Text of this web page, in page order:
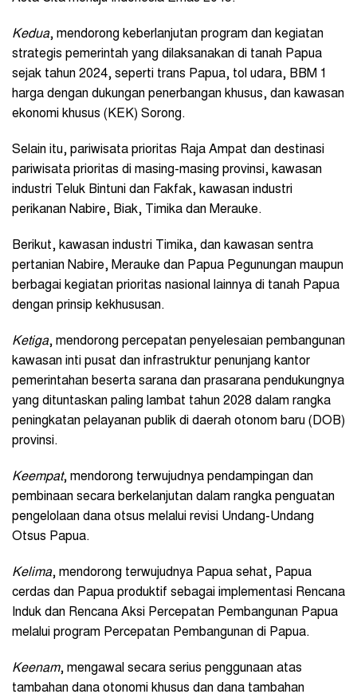
Kedua, mendorong keberlanjutan program dan kegiatan
strategis pemerintah yang dilaksanakan di tanah Papua
sejak tahun 2024, seperti trans Papua, tol udara, BBM 1
harga dengan dukungan penerbangan khusus, dan kawasan
ekonomi khusus (KEK) Sorong.
Selain itu, pariwisata prioritas Raja Ampat dan destinasi
pariwisata prioritas di masing-masing provinsi, kawasan
industri Teluk Bintuni dan Fakfak, kawasan industri
perikanan Nabire, Biak, Timika dan Merauke.
Berikut, kawasan industri Timika, dan kawasan sentra
pertanian Nabire, Merauke dan Papua Pegunungan maupun
berbagai kegiatan prioritas nasional lainnya di tanah Papua
dengan prinsip kekhususan.
Ketiga, mendorong percepatan penyelesaian pembangunan
kawasan inti pusat dan infrastruktur penunjang kantor
pemerintahan beserta sarana dan prasarana pendukungnya
yang dituntaskan paling lambat tahun 2028 dalam rangka
peningkatan pelayanan publik di daerah otonom baru (DOB)
provinsi.
Keempat, mendorong terwujudnya pendampingan dan
pembinaan secara berkelanjutan dalam rangka penguatan
pengelolaan dana otsus melalui revisi Undang-Undang
Otsus Papua.
Kelima, mendorong terwujudnya Papua sehat, Papua
cerdas dan Papua produktif sebagai implementasi Rencana
Induk dan Rencana Aksi Percepatan Pembangunan Papua
melalui program Percepatan Pembangunan di Papua.
Keenam, mengawal secara serius penggunaan atas
tambahan dana otonomi khusus dan dana tambahan